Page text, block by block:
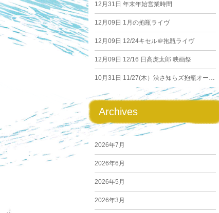
12月31日 年末年始営業時間
12月09日 1月の抱瓶ライヴ
12月09日 12/24キセル＠抱瓶ライヴ
12月09日 12/16 日高虎太郎 映画祭
10月31日 11/27(木）渋さ知らズ抱瓶オーケストラ
Archives
2026年7月
2026年6月
2026年5月
2026年3月